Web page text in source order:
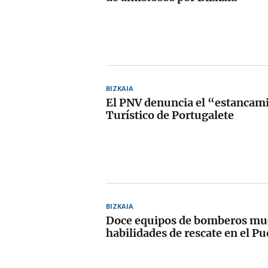
BIZKAIA
El PNV denuncia el
Turístico de Portugalete
BIZKAIA
Doce equipos de bomberos
habilidades de rescate en el